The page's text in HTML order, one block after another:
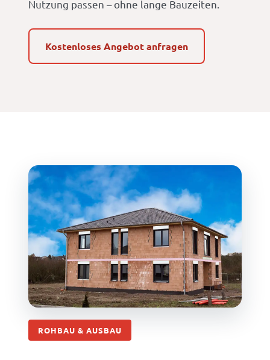
Nutzung passen – ohne lange Bauzeiten.
Kostenloses Angebot anfragen
ROHBAU & AUSBAU